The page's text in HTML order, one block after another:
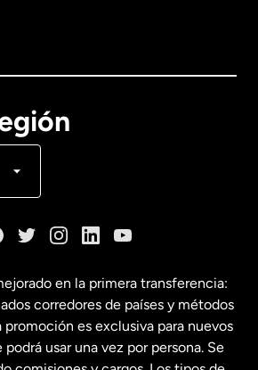
Français
Unidos English
en la primera transferencia:
corredores de países y métodos
es exclusiva para nuevos
usar una vez por persona. Se